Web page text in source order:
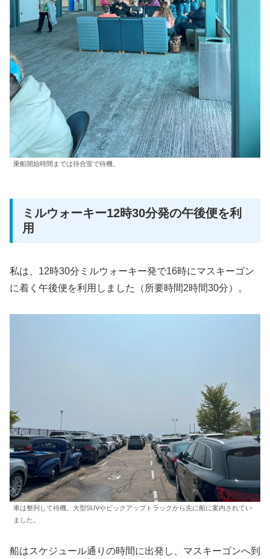
乗船開始時間までは待合室で待機。
ミルウォーキー12時30分発の午後便を利
用
私は、12時30分ミルウォーキー発で16時にマスキーゴン
に着く午後便を利用しました（所要時間2時間30分）。
車は整列して待機。大型SUVやピックアップトラックから先に船に案内されてい
ました。
船はスケジュール通りの時間に出発し、マスキーゴンへ到